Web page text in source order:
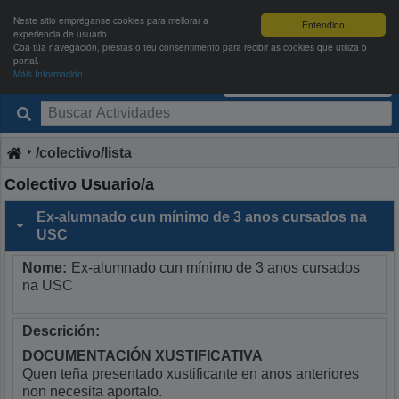
Entendido
Neste sitio empréganse cookies para mellorar a
experiencia de usuario.
Coa túa navegación, prestas o teu consentimento para recibir as cookies que utiliza o
portal.
Máis InformaciónDeportes USC
/colectivo/lista
Colectivo Usuario/a
Ex-alumnado cun mínimo de 3 anos cursados na
USC
Nome: Ex-alumnado cun mínimo de 3 anos cursados
na USC
Descrición:
DOCUMENTACIÓN XUSTIFICATIVA
Quen teña presentado xustificante en anos anteriores
non necesita aportalo.